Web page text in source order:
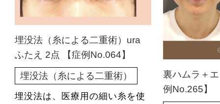
埋没法（糸による二重術）ura
ふたえ 2点 【症例No.064】
埋没法（糸による二重術）
埋没法は、医療用の細い糸を使
裏ハムラ＋
例No.265】